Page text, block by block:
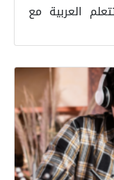
العربية مع